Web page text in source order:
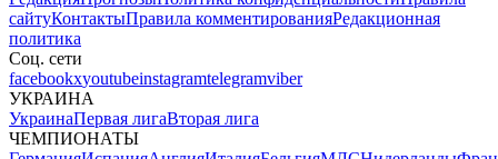
сайтуКонтактыПравила комментированияРедакционная
политика
Соц. сети
facebookxyoutubeinstagramtelegramviber
УКРАИНА
УкраинаПервая лигаВторая лига
ЧЕМПИОНАТЫ